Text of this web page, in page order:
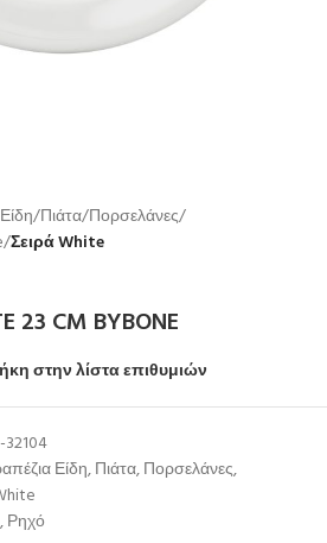
Πιάτα Πορσελάνες
Σειρά White
CM BYBONE
στην λίστα επιθυμιών
32104
Είδη,Πιάτα,Πορσελάνες,
,Ρηχό